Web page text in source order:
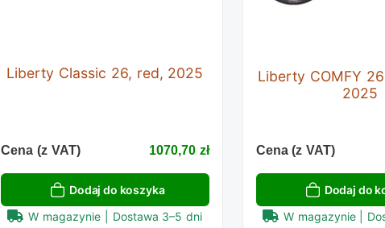
Liberty Classic 26, red, 2025
Cena (z VAT) 1070,70 zł
Dodaj do koszyka
W magazynie | Dostawa 3–5 dni
Liberty COMFY
2025
Cena (z VAT)
Dodaj do
W magazynie |